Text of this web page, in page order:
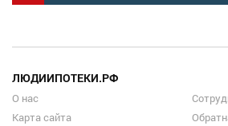
ЛЮДИИПОТЕКИ.РФ
О нас
Карта сайта